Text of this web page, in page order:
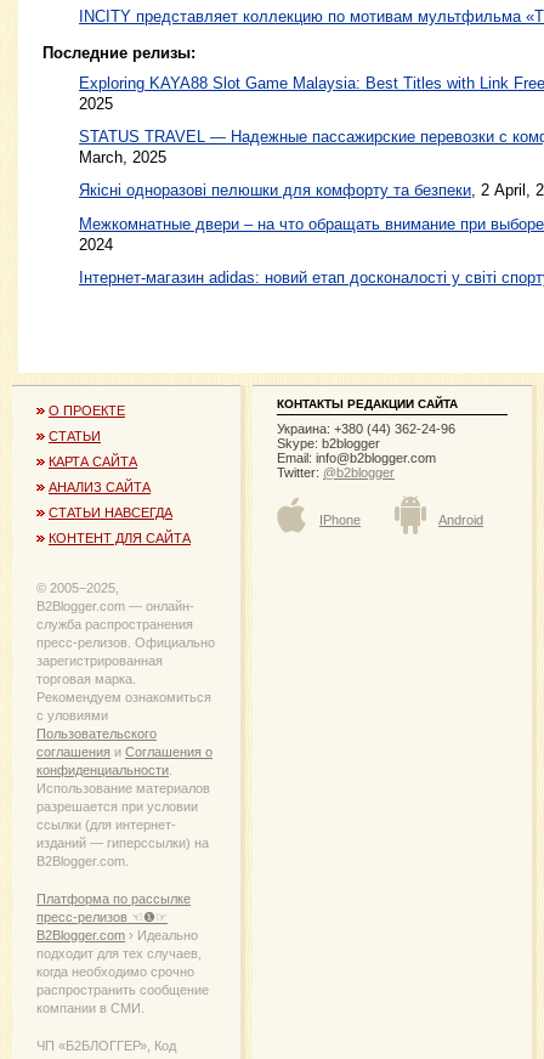
INCITY представляет коллекцию по мотивам мультфильма
Последние релизы:
Exploring KAYA88 Slot Game Malaysia: Best Titles with Link
2025
STATUS TRAVEL — Надежные пассажирские перевозки с
March, 2025
Якісні одноразові пелюшки для комфорту та безпеки, 2 April,
Межкомнатные двери – на что обращать внимание при
2024
Інтернет-магазин adidas: новий етап досконалості у світі
О ПРОЕКТЕ
СТАТЬИ
КАРТА САЙТА
АНАЛИЗ САЙТА
СТАТЬИ НАВСЕГДА
КОНТЕНТ ДЛЯ САЙТА
© 2005−2025,
B2Blogger.com — онлайн-
служба распространения
пресс-релизов. Официально
зарегистрированная
торговая марка.
Рекомендуем ознакомиться
с уловиями
Пользовательского
соглашения и Соглашения о
конфиденциальности.
Использование материалов
разрешается при условии
ссылки (для интернет-
изданий — гиперссылки) на
B2Blogger.com.
Платформа по рассылке
пресс-релизов ☜❶☞
B2Blogger.com › Идеально
подходит для тех случаев,
когда необходимо срочно
распространить сообщение
компании в СМИ.
ЧП «Б2БЛОГГЕР», Код
КОНТАКТЫ РЕДАКЦИИ САЙТА
Украина: +380 (44) 362-24-96
Skype: b2blogger
Email: info@b2blogger.com
Twitter: @b2blogger
IPhone Android